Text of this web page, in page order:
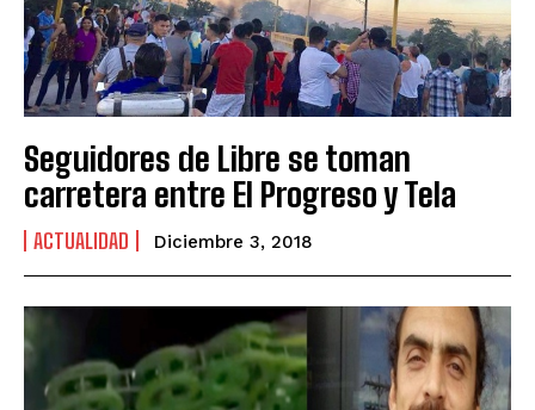
Seguidores de Libre se toman
carretera entre El Progreso y Tela
ACTUALIDAD Diciembre 3, 2018